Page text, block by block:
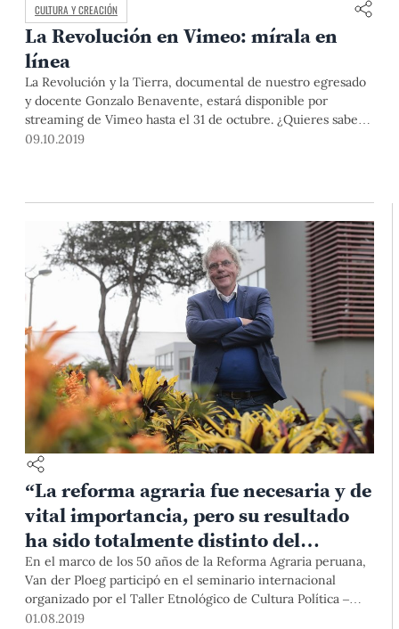
CULTURA Y CREACIÓN
La Revolución en Vimeo: mírala en
línea
La Revolución y la Tierra, documental de nuestro egresado
y docente Gonzalo Benavente, estará disponible por
streaming de Vimeo hasta el 31 de octubre. ¿Quieres saber
más sobre el papel de Velasco, la Reforma Agraria, y las
09.10.2019
“La reforma agraria fue necesaria y de
vital importancia, pero su resultado
ha sido totalmente distinto del
propuesto al inicio»
En el marco de los 50 años de la Reforma Agraria peruana,
Van der Ploeg participó en el seminario internacional
organizado por el Taller Etnológico de Cultura Política –
PUCP. Como ingeniero agrónomo, se especializó en temas
01.08.2019